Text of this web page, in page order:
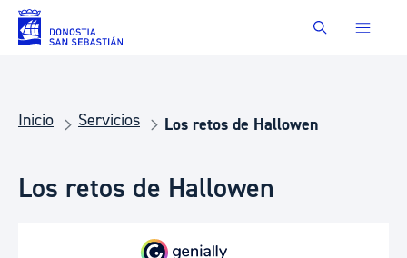
Saltar al contenido principal Buscar
Inicio Servicios Los retos de Hallowen
Los retos de Hallowen